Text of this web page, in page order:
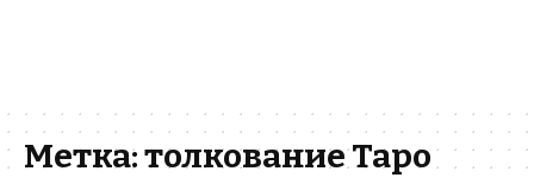
Метка:толкование Таро